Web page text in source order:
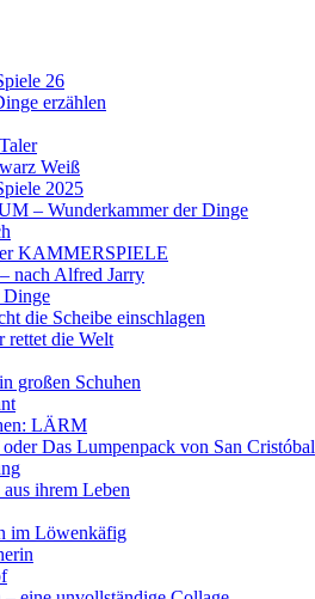
26
erzählen
Weiß
2025
– Wunderkammer der Dinge
KAMMERSPIELE
nach Alfred Jarry
Dinge
die Scheibe einschlagen
rettet die Welt
großen Schuhen
LÄRM
Das Lumpenpack von San Cristóbal
ihrem Leben
im Löwenkäfig